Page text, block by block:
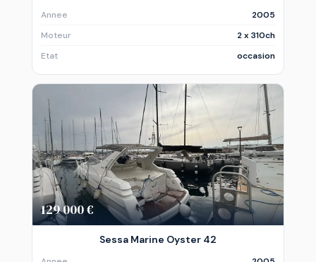
Annee
2005
Moteur
2 x 310ch
Etat
occasion
129 000 €
Sessa Marine Oyster 42